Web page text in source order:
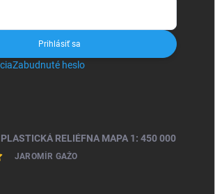
Prihlásiť sa
Zabudnuté heslo
RELIÉFNA MAPA 1: 450 000
JAROMÍR GAŽO